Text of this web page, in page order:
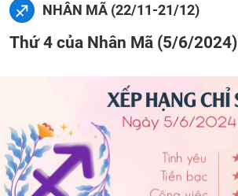
NHÂN MÃ (22/11-21/12)
Thứ 4 của Nhân Mã (5/6/2024)